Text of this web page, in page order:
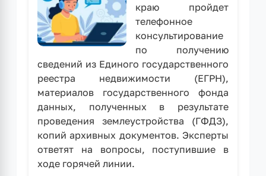
краю пройдет
телефонное
консультирование
по получению
сведений из Единого государственного
реестра недвижимости (ЕГРН),
материалов государственного фонда
данных, полученных в результате
проведения землеустройства (ГФДЗ),
копий архивных документов. Эксперты
ответят на вопросы, поступившие в
ходе горячей линии.